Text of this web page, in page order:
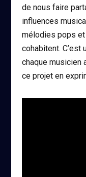
de nous faire
influences
mélodies pops
cohabitent.
chaque musicien
ce projet en